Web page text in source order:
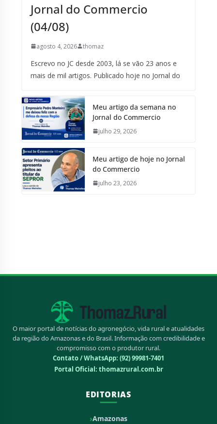
Jornal do Commercio
(04/08)
agosto 4, 2026 thomaz
Escrevo no JC desde 2003, lá se vão 23 anos e
mais de mil artigos. Publicado hoje no Jornal do
Meu artigo da semana no
Jornal do Commercio
julho 29, 2026
Meu artigo de hoje no Jornal
do Commercio
julho 23, 2026
O maior portal de notícias do agronegócio, vida rural e atualidades
da região do Amazonas e do Brasil. Informação com credibilidade e
compromisso com o produtor rural.
Contato / WhatsApp: (92) 99981-7401
Portal Oficial: thomazrural.com.br
EDITORIAS
Amazonas